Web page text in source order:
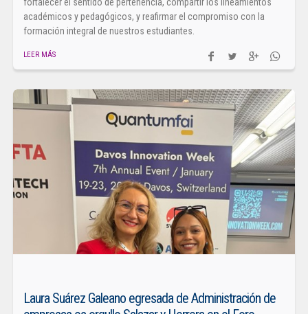
académicos y pedagógicos, y reafirmar el compromiso con la
formación integral de nuestros estudiantes.
LEER MÁS
Laura Suárez Galeano egresada de Administración de